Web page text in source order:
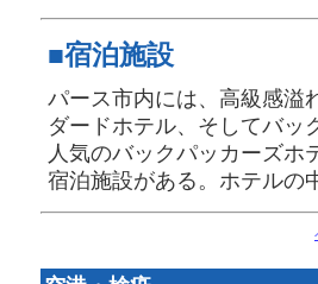
■宿泊施設
パース市内には、高級感溢
ダードホテル、そしてバッ
人気のバックパッカーズホ
宿泊施設がある。ホテルの